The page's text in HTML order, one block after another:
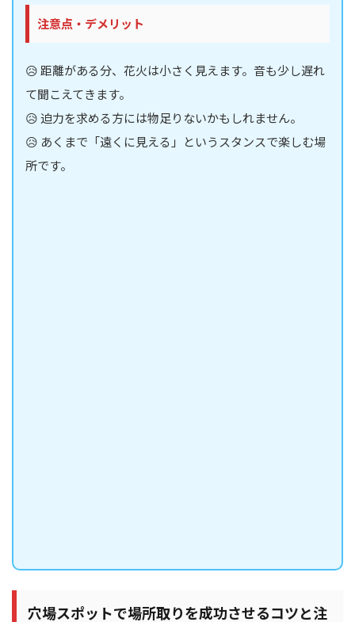
注意点・デメリット
😥 距離がある分、花火は小さく見えます。音も少し遅れ
て聞こえてきます。
😥 迫力を求める方には物足りないかもしれません。
😥 あくまで「遠くに見える」というスタンスで楽しむ場
所です。
穴場スポットで場所取りを成功させるコツと注